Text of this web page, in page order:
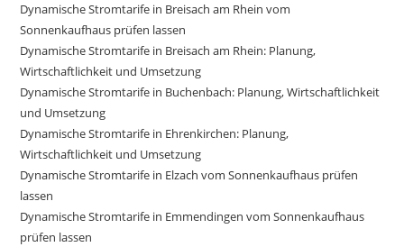
Dynamische Stromtarife in Breisach am Rhein vom
Sonnenkaufhaus prüfen lassen
Dynamische Stromtarife in Breisach am Rhein: Planung,
Wirtschaftlichkeit und Umsetzung
Dynamische Stromtarife in Buchenbach: Planung, Wirtschaftlichkeit
und Umsetzung
Dynamische Stromtarife in Ehrenkirchen: Planung,
Wirtschaftlichkeit und Umsetzung
Dynamische Stromtarife in Elzach vom Sonnenkaufhaus prüfen
lassen
Dynamische Stromtarife in Emmendingen vom Sonnenkaufhaus
prüfen lassen